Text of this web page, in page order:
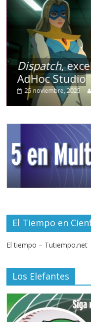
Dispatch,
AdHoc Studio
25 noviembre, 2025
El Tiempo en
El tiempo – Tutiempo.net
Los Elefantes